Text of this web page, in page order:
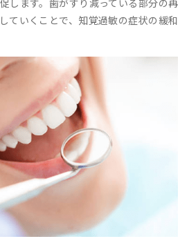
します。歯がすり減っている部分の再
ていくことで、知覚過敏の症状の緩和